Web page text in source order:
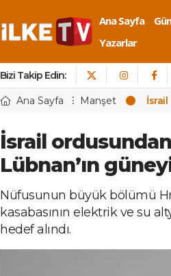
Ana Sayfa
Yazarlar
Bizi Takip Edin:
Ana Sayfa Manşet İsrail
İsrail
Lübnan’ın
Nüfusunun büyük bölümü
kasabasının elektrik ve su
hedef alındı.